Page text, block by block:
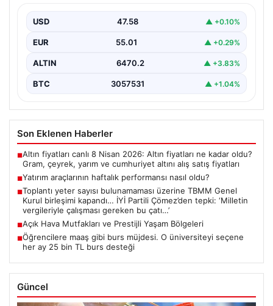
bazda ortalama yüzde 0,27 değer kaybederken,
altının…
USD 47.58 ▲ +0.10%
EUR 55.01 ▲ +0.29%
ALTIN 6470.2 ▲ +3.83%
BTC 3057531 ▲ +1.04%
Son Eklenen Haberler
■Altın fiyatları canlı 8 Nisan 2026: Altın fiyatları ne kadar oldu?
Gram, çeyrek, yarım ve cumhuriyet altını alış satış fiyatları
■Yatırım araçlarının haftalık performansı nasıl oldu?
■Toplantı yeter sayısı bulunamaması üzerine TBMM Genel
Kurul birleşimi kapandı… İYİ Partili Çömez’den tepki: ‘Milletin
vergileriyle çalışması gereken bu çatı…’
■Açık Hava Mutfakları ve Prestijli Yaşam Bölgeleri
■Öğrencilere maaş gibi burs müjdesi. O üniversiteyi seçene
her ay 25 bin TL burs desteği
Güncel